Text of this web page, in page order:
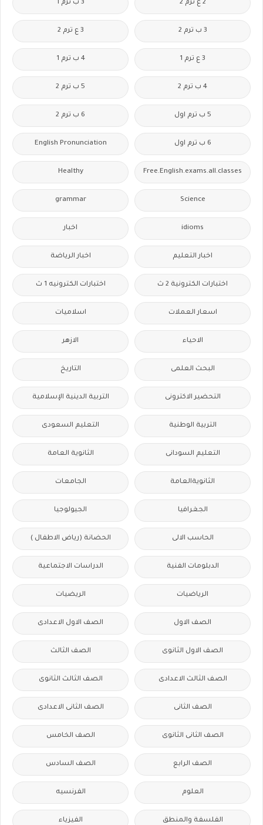
2 ع ترم 2 3 ب ترم 1
3 ب ترم 2 3 ع ترم 2
3 ع ترم 1 4 ب ترم 1
4 ب ترم 2 5 ب ترم 2
5 ب ترم اول 6 ب ترم 2
6 ب ترم اول English Pronunciation
Free.English.exams.all.classes
Healthy
Science
grammar
idioms اخبار
اخبار التعليم اخبار الرياضة
اختبارات الكترونية 2 ث اختبارات الكترونيه 1 ث
اسعار العملات اسلاميات
الاحياء الازهر
البحث العلمى التاريخ
التحضير الاكترونى التربية الدينية الإسلامية
التربية الوطنية التعليم السعودى
التعليم السودانى الثانوية العامة
الثانويةالعامة الجامعات
الجغرافيا الجيولوجيا
الحاسب الالى الحضانة (رياض الاطفال )
الدبلومات الفنية الدراسات الاجتماعية
الرياضيات الريضيات
الصف الاول الصف الاول الاعدادى
الصف الاول الثانوى الصف الثالث
الصف الثالث الاعدادى الصف الثالث الثانوى
الصف الثانى الصف الثانى الاعدادى
الصف الثانى الثانوى الصف الخامس
الصف الرابع الصف السادس
العلوم الفرنسيه
الفلسفة والمنطق الفيزياء